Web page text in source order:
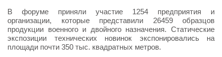
В форуме приняли участие 1254 предприятия и
организации, которые представили 26459 образцов
продукции военного и двойного назначения. Статические
экспозиции технических новинок экспонировались на
площади почти 350 тыс. квадратных метров.